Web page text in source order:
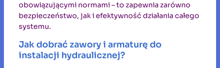
obowiązującymi normami – to zapewnia zarówno
bezpieczeństwo, jak i efektywność działania całego
systemu.
Jak dobrać zawory i armaturę do
instalacji hydraulicznej?